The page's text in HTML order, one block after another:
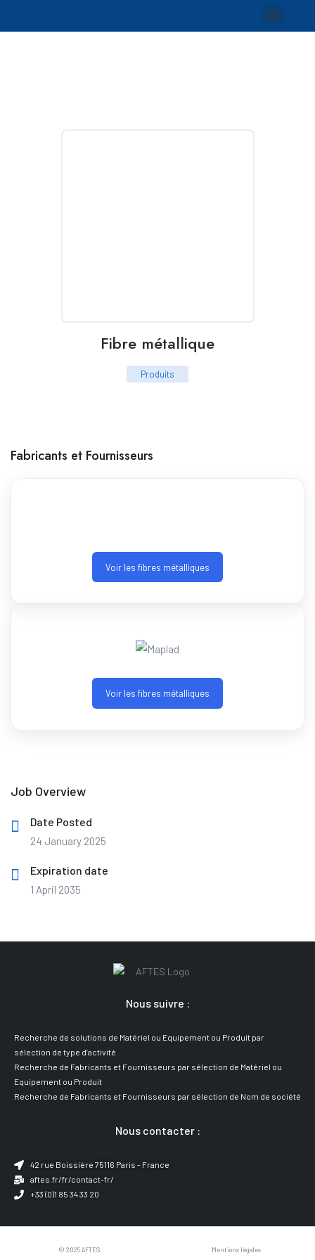
Fibre métallique
Produits
Fabricants et Fournisseurs
Voir les fibres métalliques
Voir les fibres métalliques
Job Overview
Date Posted
24 January 2025
Expiration date
1 April 2035
Nous suivre :
Recherche de solutions de Matériel ou Equipement ou Produit par
sélection de type d’activité
Recherche de Fabricants et Fournisseurs par sélection de Matériel ou
Equipement ou Produit
Recherche de Fabricants et Fournisseurs par sélection de Nom de société
Nous contacter :
42 rue Boissière 75116 Paris - France
aftes.fr/fr/contact-fr/
+33 (0)1 85 34 33 20
© 2025 AFTES Mentions légales